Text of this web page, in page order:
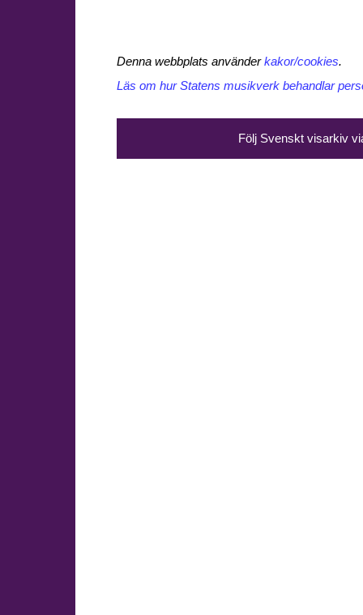
Denna webbplats använderkakor/cookies.
Läs om hur Statens musikverk behandlar
Följ Svenskt visarkiv